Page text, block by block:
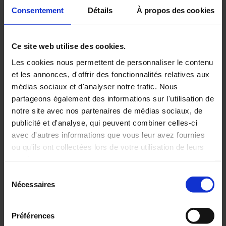
Consentement Détails À propos des cookies
Ce site web utilise des cookies.
Les cookies nous permettent de personnaliser le contenu
et les annonces, d'offrir des fonctionnalités relatives aux
médias sociaux et d'analyser notre trafic. Nous
partageons également des informations sur l'utilisation de
notre site avec nos partenaires de médias sociaux, de
publicité et d'analyse, qui peuvent combiner celles-ci
avec d'autres informations que vous leur avez fournies
ou qu'ils ont collectées lors de votre utilisation de leurs
Nécessaires
Préférences
autant d’entrain mais avec moins d’aide ? C’est le difficile
💡 Actualité du Calendrier : dernière
étape pour la répartition du solde de
la taxe d’apprentissage
Désormais, les employeurs redevables du solde de la
taxe d’apprentissage ont jusqu’au 9 novembre
inclus pour sélectionner les établissements et les
formations qu’ils souhaitent soutenir sur
Pourquoi est-ce important de venir sélectionner des
établissements en particulier ?
établissement en amont, c’est mettre en avant les